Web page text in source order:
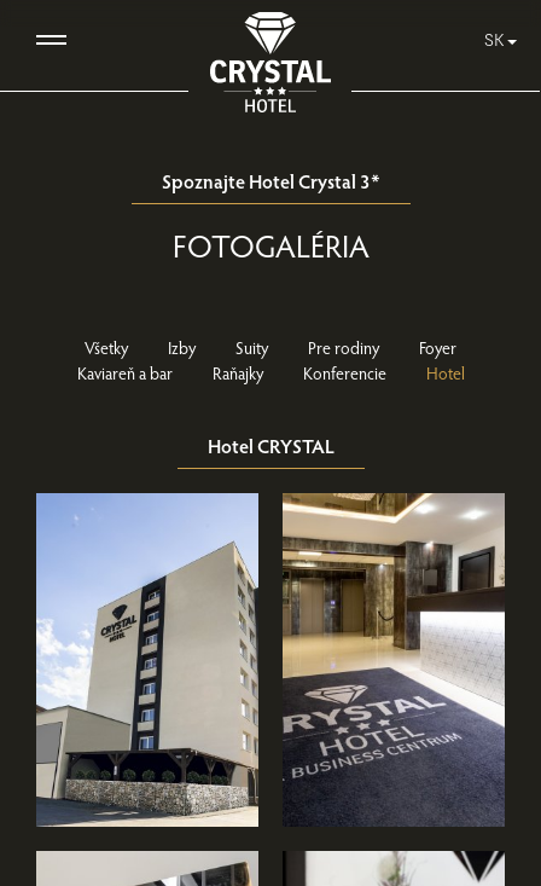
SK
Spoznajte Hotel Crystal 3*
FOTOGALÉRIA
Všetky Izby Suity Pre rodiny
Foyer
Kaviareň a bar
Raňajky Konferencie Hotel
Hotel CRYSTAL